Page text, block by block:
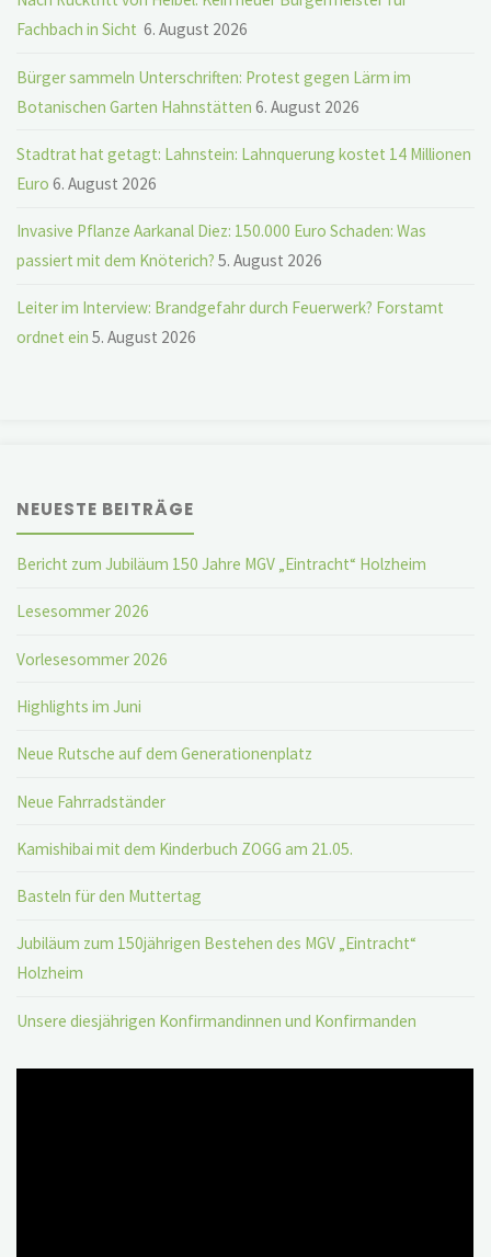
Fachbach in Sicht 6. August 2026
Bürger sammeln Unterschriften: Protest gegen Lärm im
Botanischen Garten Hahnstätten 6. August 2026
Stadtrat hat getagt: Lahnstein: Lahnquerung kostet 14 Millionen
Euro 6. August 2026
Invasive Pflanze Aarkanal Diez: 150.000 Euro Schaden: Was
passiert mit dem Knöterich? 5. August 2026
Leiter im Interview: Brandgefahr durch Feuerwerk? Forstamt
ordnet ein 5. August 2026
NEUESTE BEITRÄGE
Bericht zum Jubiläum 150 Jahre MGV „Eintracht“ Holzheim
Lesesommer 2026
Vorlesesommer 2026
Highlights im Juni
Neue Rutsche auf dem Generationenplatz
Neue Fahrradständer
Kamishibai mit dem Kinderbuch ZOGG am 21.05.
Basteln für den Muttertag
Jubiläum zum 150jährigen Bestehen des MGV „Eintracht“
Holzheim
Unsere diesjährigen Konfirmandinnen und Konfirmanden